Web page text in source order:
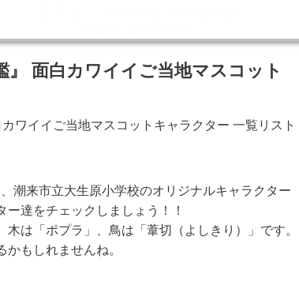
面白カワイイご当地マスコット
潮来市立大生原小学校のオリジナルキャラクター
ー達をチェックしましょう！！
は「ポプラ」、鳥は「葦切（よしきり）」です。
もしれませんね。